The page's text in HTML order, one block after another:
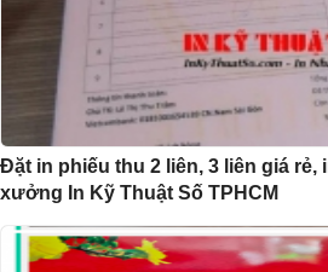
Đặt in phiếu thu 2 liên, 3 liên giá
xưởng In Kỹ Thuật Số TPHCM